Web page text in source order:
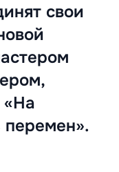
свои
«На